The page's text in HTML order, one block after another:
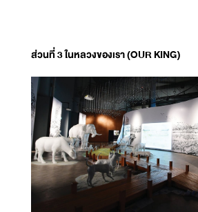
ส่วนที่ 3 ในหลวงของเรา (OUR KING)